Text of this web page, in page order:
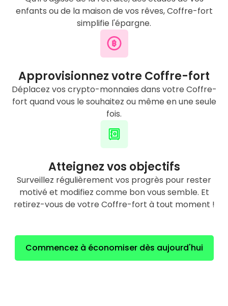
enfants ou de la maison de vos rêves, Coffre-fort
simplifie l'épargne.
Approvisionnez votre Coffre-fort
Déplacez vos crypto-monnaies dans votre Coffre-
fort quand vous le souhaitez ou même en une seule
fois.
Atteignez vos objectifs
Surveillez régulièrement vos progrès pour rester
motivé et modifiez comme bon vous semble. Et
retirez-vous de votre Coffre-fort à tout moment !
Commencez à économiser dès aujourd'hui